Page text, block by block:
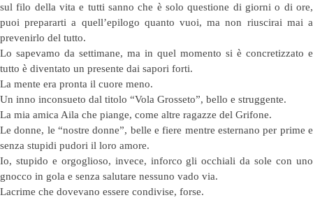
sul filo della vita e tutti sanno che è solo questione di giorni o di ore,
puoi prepararti a quell’epilogo quanto vuoi, ma non riuscirai mai a
prevenirlo del tutto.
Lo sapevamo da settimane, ma in quel momento si è concretizzato e
tutto è diventato un presente dai sapori forti.
La mente era pronta il cuore meno.
Un inno inconsueto dal titolo “Vola Grosseto”, bello e struggente.
La mia amica Aila che piange, come altre ragazze del Grifone.
Le donne, le “nostre donne”, belle e fiere mentre esternano per prime e
senza stupidi pudori il loro amore.
Io, stupido e orgoglioso, invece, inforco gli occhiali da sole con uno
gnocco in gola e senza salutare nessuno vado via.
Lacrime che dovevano essere condivise, forse.